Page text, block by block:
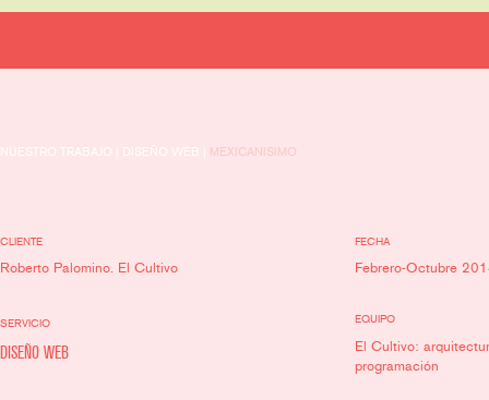
NUESTRO TRABAJO | DISEÑO WEB | MEXICANISIMO
CLIENTE
Roberto Palomino. El Cultivo
SERVICIO
DISEÑO WEB
FECHA
Febrero-Octubre
EQUIPO
El Cultivo:
programación